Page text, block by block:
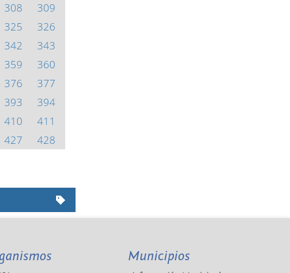
308
309
325
326
342
343
359
360
376
377
393
394
410
411
427
428
Municipios